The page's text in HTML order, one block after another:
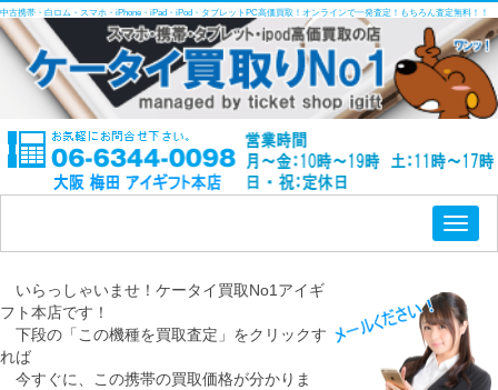
中古携帯・白ロム・スマホ・iPhone・iPad・iPod・タブレットPC高価買取！オンラインで一発査定！もちろん査定無料！！
いらっしゃいませ！ケータイ買取No1アイギ
フト本店です！
下段の「この機種を買取査定」をクリックす
れば
今すぐに、この携帯の買取価格が分かりま